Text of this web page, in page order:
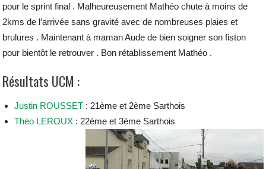
pour le sprint final . Malheureusement Mathéo chute à moins de
2kms de l’arrivée sans gravité avec de nombreuses plaies et
brulures . Maintenant à maman Aude de bien soigner son fiston
pour bientôt le retrouver . Bon rétablissement Mathéo .
Résultats UCM :
Justin ROUSSET : 21ème et 2ème Sarthois
Théo LEROUX : 22ème et 3ème Sarthois